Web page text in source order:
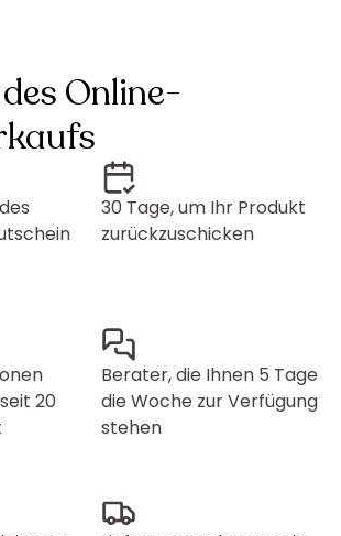
Online-
30 Tage, um Ihr Produkt
zurückzuschicken
20
Berater, die Ihnen 5 Tage
die Woche zur Verfügung
stehen